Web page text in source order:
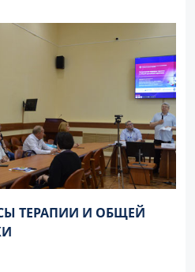
ТЕРАПИИ И ОБЩЕЙ